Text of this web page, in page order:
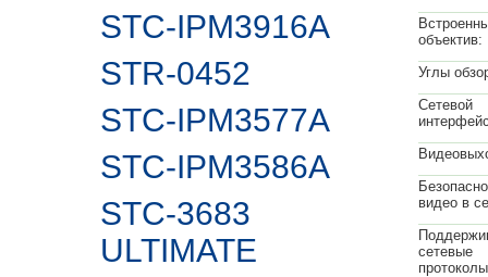
STC-IPM3916A
STR-0452
STC-IPM3577A
STC-IPM3586A
STC-3683
ULTIMATE
объектив:
Углы
Сетевой
видео в
сетевые